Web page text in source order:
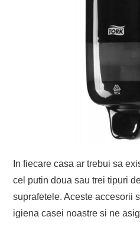
In fiecare casa ar trebui sa
cel putin doua sau trei tipuri
suprafetele. Aceste accesorii
igiena casei noastre si ne